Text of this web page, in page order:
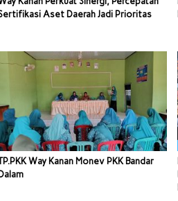
Aset Daerah Jadi Prioritas
Way Kanan Monev PKK Bandar
Dalam